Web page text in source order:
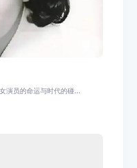
演员的命运与时代的碰...